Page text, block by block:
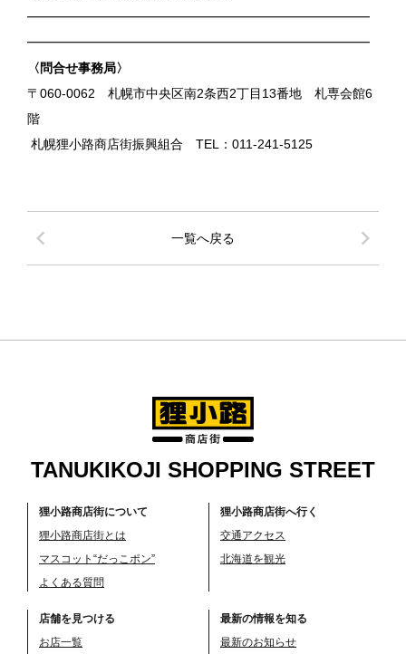
━━━━━━━━━━━━━━━━━━━━━━━━━━━
━━━━━━━━━━━━━━━━━━━━━━━━━━━
〈問合せ事務局〉
〒 060-0062 札幌市中央区南2条西2丁目13番地 札専会館6
階
札幌狸小路商店街振興組合 TEL ： 011-241-5125
chevron_left 一覧へ戻る chevron_right
TANUKIKOJI SHOPPING STREET
狸小路商店街について
狸小路商店街とは
マスコット“だっこポン”
よくある質問
狸小路商店街へ行く
交通アクセス
北海道を観光
店舗を見つける
お店一覧
最新の情報を知る
最新のお知らせ